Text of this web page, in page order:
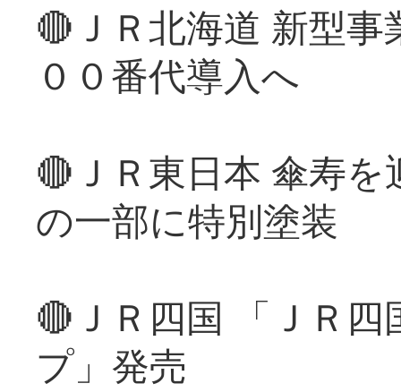
🔴ＪＲ北海道 新型
００番代導入へ
🔴ＪＲ東日本 傘寿
の一部に特別塗装
🔴ＪＲ四国 「ＪＲ
プ」発売